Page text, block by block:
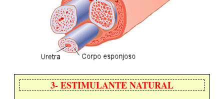
3- ESTIMULANTE NATURAL